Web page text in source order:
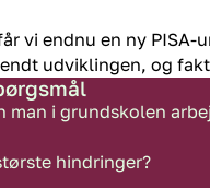
vi endnu en ny
udviklingen, og
man i grundskolen
hindringer?